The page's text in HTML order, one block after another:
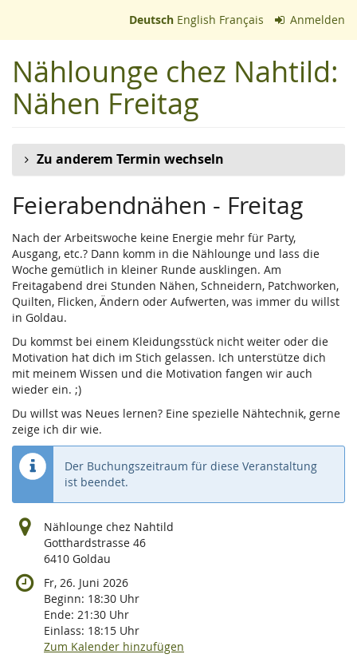
springen
Deutsch English Français Anmelden
Nählounge chez Nahtild:
Nähen Freitag
Zu anderem Termin wechseln
Feierabendnähen - Freitag
Nach der Arbeitswoche keine Energie mehr für Party,
Ausgang, etc.? Dann komm in die Nählounge und lass die
Woche gemütlich in kleiner Runde ausklingen. Am
Freitagabend drei Stunden Nähen, Schneidern, Patchworken,
Quilten, Flicken, Ändern oder Aufwerten, was immer du willst
in Goldau.
Du kommst bei einem Kleidungsstück nicht weiter oder die
Motivation hat dich im Stich gelassen. Ich unterstütze dich
mit meinem Wissen und die Motivation fangen wir auch
wieder ein. ;)
Du willst was Neues lernen? Eine spezielle Nähtechnik, gerne
zeige ich dir wie.
Der Buchungszeitraum für diese Veranstaltung
ist beendet.
Nählounge chez Nahtild
Gotthardstrasse 46
6410 Goldau
Fr, 26. Juni 2026
Beginn: 18:30 Uhr
Ende: 21:30 Uhr
Einlass: 18:15 Uhr
Zum Kalender hinzufügen